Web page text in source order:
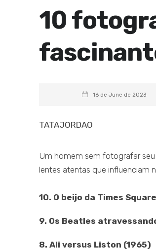
10
16 de June de 2023
TATAJORDAO
Um homem sem fotografar
lentes atentas que influenciam
10. O beijo da Times
9. Os Beatles
8. Ali versus Liston (1965)